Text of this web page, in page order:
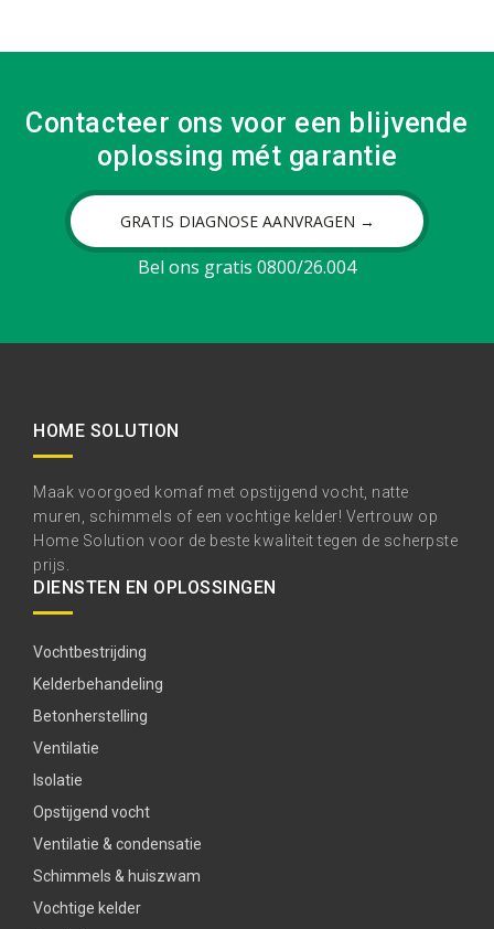
Contacteer ons voor een blijvende
oplossing mét garantie
GRATIS DIAGNOSE AANVRAGEN →
Bel ons gratis 0800/26.004
HOME SOLUTION
Maak voorgoed komaf met opstijgend vocht, natte
muren, schimmels of een vochtige kelder! Vertrouw op
Home Solution voor de beste kwaliteit tegen de scherpste
prijs.
DIENSTEN EN OPLOSSINGEN
Vochtbestrijding
Kelderbehandeling
Betonherstelling
Ventilatie
Isolatie
Opstijgend vocht
Ventilatie & condensatie
Schimmels & huiszwam
Vochtige kelder